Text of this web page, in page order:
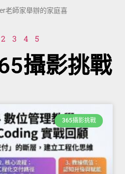
老師家舉辦的家庭喜
2 3 4 5
攝影挑戰
365攝影挑戰